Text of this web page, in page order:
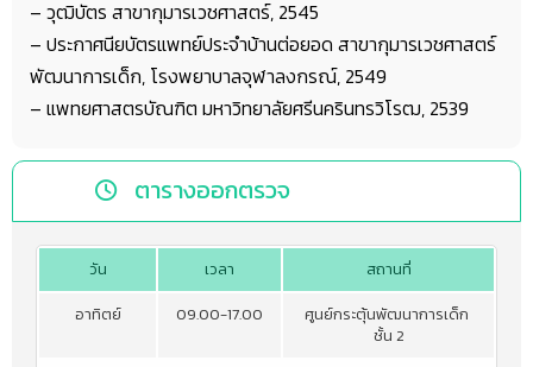
– วุฒิบัตร สาขากุมารเวชศาสตร์, 2545
– ประกาศนียบัตรแพทย์ประจำบ้านต่อยอด สาขากุมารเวชศาสตร์
พัฒนาการเด็ก, โรงพยาบาลจุฬาลงกรณ์, 2549
– แพทยศาสตรบัณฑิต มหาวิทยาลัยศรีนครินทรวิโรฒ, 2539
ตารางออกตรวจ
วัน เวลา
สถานที่
อาทิตย์
09.00-17.00
ศูนย์กระตุ้นพัฒนาการเด็ก
ชั้น 2